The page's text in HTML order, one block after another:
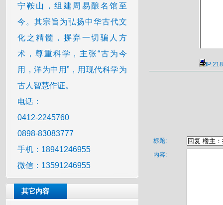
宁鞍山，组建周易酿名馆至
今。其宗旨为弘扬中华古代文
化之精髓，摒弃一切骗人方
术，尊重科学，主张“古为今
用，洋为中用”，用现代科学为
古人智慧作证。
电话：
0412-2245760
0898-83083777
手机：18941246955
微信：13591246955
其它内容
标题:
内容: